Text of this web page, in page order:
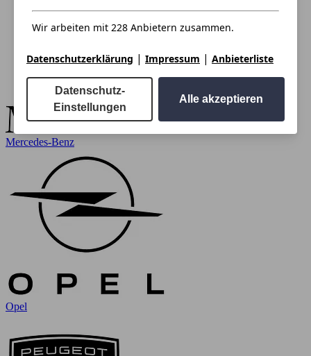
Mercedes-Benz
Opel
Wir arbeiten mit 228 Anbietern zusammen.
Datenschutzerklärung | Impressum | Anbieterliste
Datenschutz-
Einstellungen
Alle akzeptieren